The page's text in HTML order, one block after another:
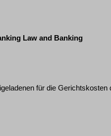
Law and Banking
für die